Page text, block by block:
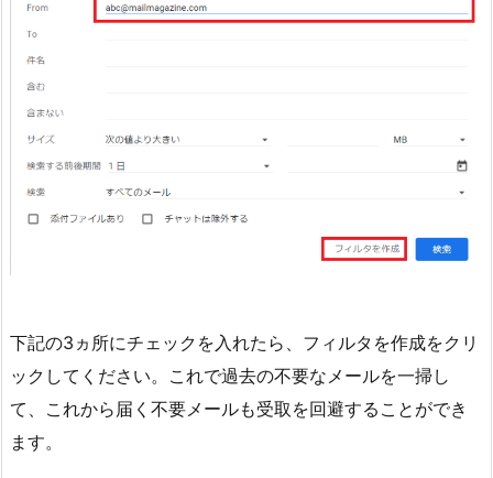
下記の3ヵ所にチェックを入れたら、フィルタを作成をクリ
ックしてください。これで過去の不要なメールを一掃し
て、これから届く不要メールも受取を回避することができ
ます。